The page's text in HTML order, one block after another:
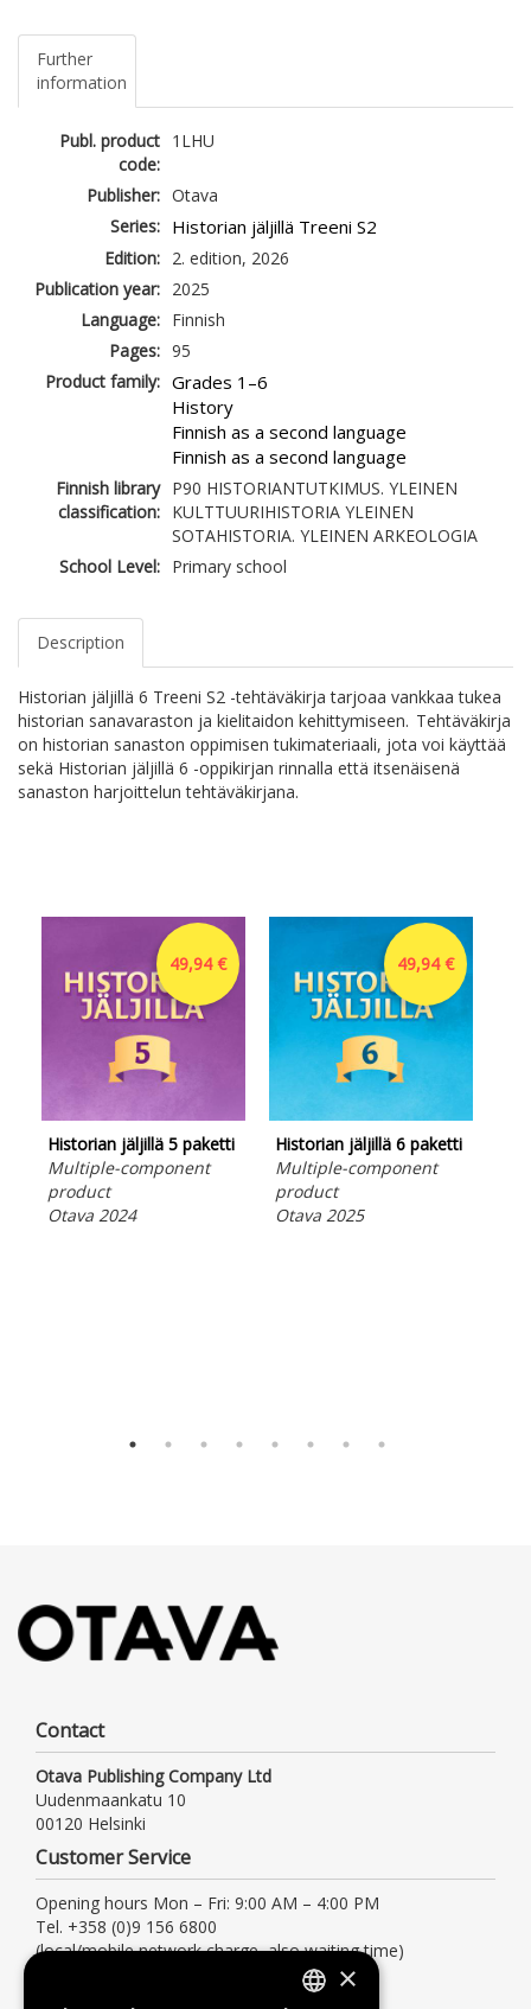
Further
information
Publ. product
code:
1LHU
Publisher: Otava
Series: Historian jäljillä Treeni S2
Edition: 2. edition, 2026
Publication year: 2025
Language: Finnish
Pages: 95
Product family: Grades 1–6
History
Finnish as a second language
Finnish as a second language
Finnish library
classification:
P90 HISTORIANTUTKIMUS. YLEINEN
KULTTUURIHISTORIA YLEINEN
SOTAHISTORIA. YLEINEN ARKEOLOGIA
School Level: Primary school
Description
Historian jäljillä 6 Treeni S2 -tehtäväkirja tarjoaa vankkaa tukea
historian sanavaraston ja kielitaidon kehittymiseen. Tehtäväkirja
on historian sanaston oppimisen tukimateriaali, jota voi käyttää
sekä Historian jäljillä 6 -oppikirjan rinnalla että itsenäisenä
sanaston harjoittelun tehtäväkirjana.
49,94 €
Historian jäljillä 5 paketti
Multiple-component
product
Otava 2024
49,94 €
Historian jäljillä 6 paketti
Multiple-component
product
Otava 2025
Contact
Otava Publishing Company Ltd
Uudenmaankatu 10
00120 Helsinki
Customer Service
Opening hours Mon – Fri: 9:00 AM – 4:00 PM
Tel. +358 (0)9 156 6800
(local/mobile network charge, also waiting time)
×